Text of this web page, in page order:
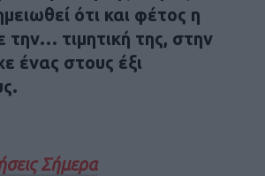
ότι και φέτος η
την… τιμητική της, στην
ένας στους έξι
Σήμερα